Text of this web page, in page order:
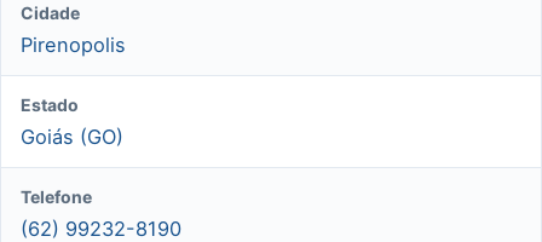
Cidade
Pirenopolis
Estado
Goiás (GO)
Telefone
(62) 99232-8190